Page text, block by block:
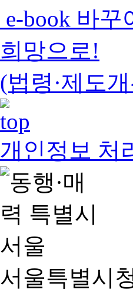
e-book 바꾸
희망으로!
(법령·제도
개인정보 처
서울특별시